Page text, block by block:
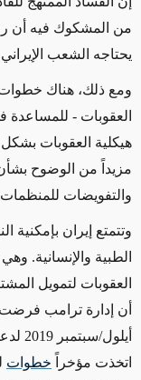
من المشكوك فيه أن
يحتاجه الشعب
ومع ذلك، هناك خطوات
العقوبات - للمساعدة
هيكلية العقوبات
مزيداً من الوضوح بشأن
والتفويضات
وتتمتع إيران بإمكنية
الطبية والإنسانية.
العقوبات لتمويل
أن إدارة ترامب
اتخذت مؤخراً خطوات